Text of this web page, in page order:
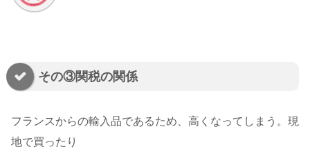
その③関税の関係
フランスからの輸入品であるため、高くなってしまう。現
地で買ったり